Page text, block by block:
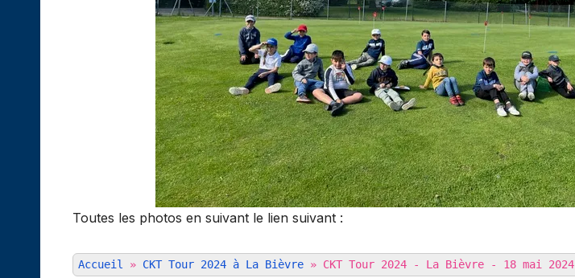
Toutes les photos en suivant le lien suivant :
Accueil » CKT Tour 2024 à La Bièvre » CKT Tour 2024 - La Bièvre - 18 mai 2024